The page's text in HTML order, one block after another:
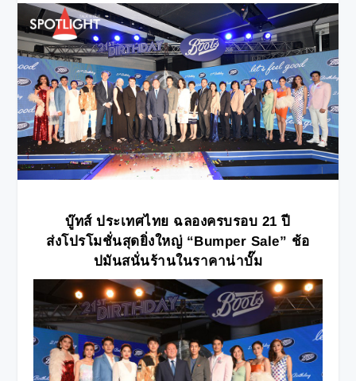
บู๊ทส์ ประเทศไทย ฉลองครบรอบ 21 ปี
ส่งโปรโมชั่นสุดยิ่งใหญ่ “Bumper Sale” ช้อ
ปมันสนั่นร้านในราคาน่าบั๊ม